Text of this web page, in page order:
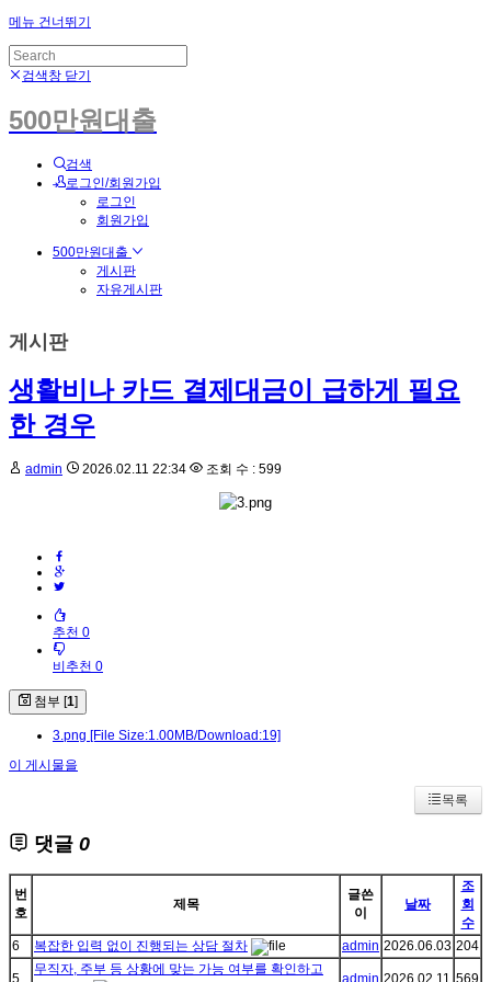
메뉴 건너뛰기
검색창 닫기
500만원대출
검색
로그인/회원가입
로그인
회원가입
500만원대출
게시판
자유게시판
게시판
생활비나 카드 결제대금이 급하게 필요
한 경우
admin 2026.02.11 22:34 조회 수 : 599
추천 0
비추천 0
첨부 [1]
3.png [File Size:1.00MB/Download:19]
이 게시물을
목록
댓글 0
번
호
제목
글쓴
이
날짜
조
회
수
6
복잡한 입력 없이 진행되는 상담 절차 admin 2026.06.03 204
5
무직자, 주부 등 상황에 맞는 가능 여부를 확인하고
admin 2026.02.11 569